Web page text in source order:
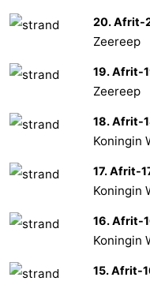
20. Afrit-
Zeereep
19. Afrit-
Zeereep
18. Afrit-
Koningin
17. Afrit-
Koningin
16. Afrit-
Koningin
15. Afrit-